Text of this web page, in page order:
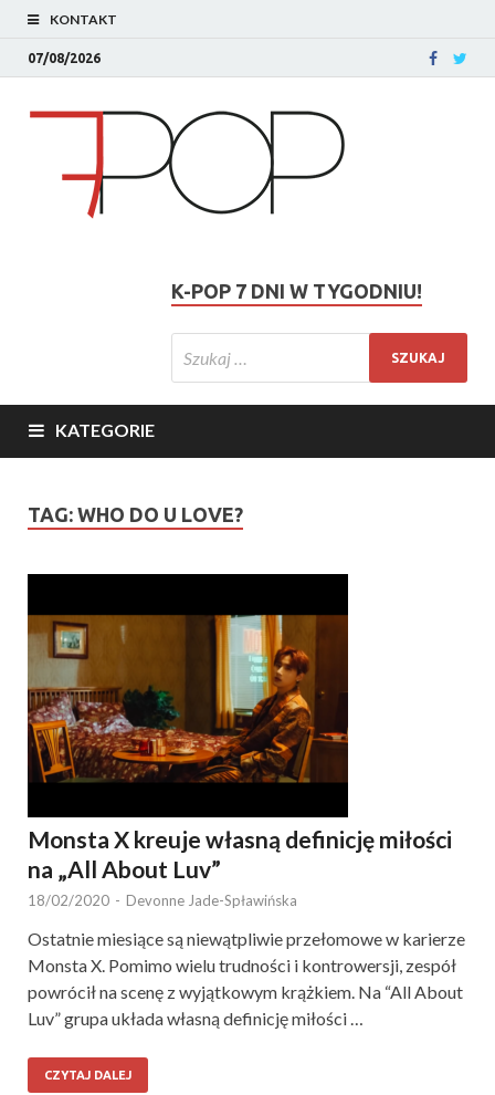
KONTAKT
07/08/2026
K-POP 7 DNI W TYGODNIU!
KATEGORIE
TAG: WHO DO U LOVE?
Monsta X kreuje własną definicję miłości
na „All About Luv”
18/02/2020 - Devonne Jade-Spławińska
Ostatnie miesiące są niewątpliwie przełomowe w karierze
Monsta X. Pomimo wielu trudności i kontrowersji, zespół
powrócił na scenę z wyjątkowym krążkiem. Na “All About
Luv” grupa układa własną definicję miłości …
CZYTAJ DALEJ